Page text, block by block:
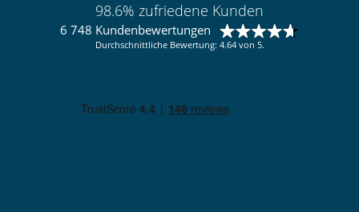
98.6% zufriedene Kunden
6 748 Kundenbewertungen
Durchschnittliche Bewertung: 4.64 von 5.